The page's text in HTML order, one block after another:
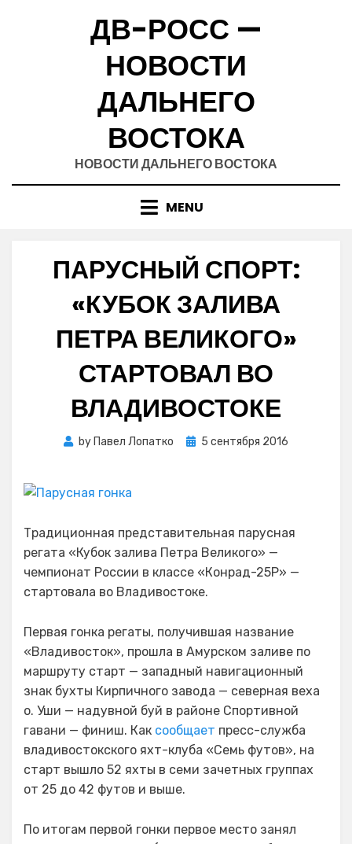
ДВ-РОСС —
НОВОСТИ
ДАЛЬНЕГО
ВОСТОКА
НОВОСТИ ДАЛЬНЕГО ВОСТОКА
MENU
ПАРУСНЫЙ СПОРТ:
«КУБОК ЗАЛИВА
ПЕТРА ВЕЛИКОГО»
СТАРТОВАЛ ВО
ВЛАДИВОСТОКЕ
by Павел Лопатко
Posted
5 сентября 2016
Традиционная представительная парусная
регата «Кубок залива Петра Великого» —
чемпионат России в классе «Конрад-25Р» —
стартовала во Владивостоке.
Первая гонка регаты, получившая название
«Владивосток», прошла в Амурском заливе по
маршруту старт — западный навигационный
знак бухты Кирпичного завода — северная веха
о. Уши — надувной буй в районе Спортивной
гавани — финиш. Как сообщает пресс-служба
владивостокского яхт-клуба «Семь футов», на
старт вышло 52 яхты в семи зачетных группах
от 25 до 42 футов и выше.
По итогам первой гонки первое место занял